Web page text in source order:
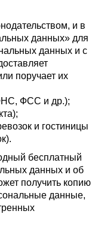
и в
данных» для
данных и с
поручает их
ФСС и др.);
и гостиницы
бесплатный
данных и об
получить копию
данные,